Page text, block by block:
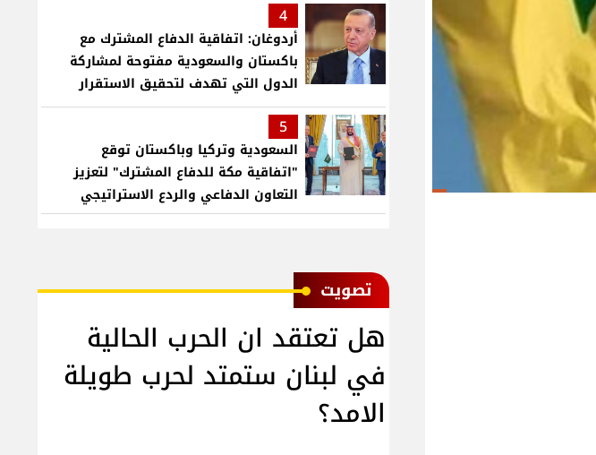
4
أردوغان: اتفاقية الدفاع المشترك مع
باكستان والسعودية مفتوحة لمشاركة
الدول التي تهدف لتحقيق الاستقرار
بمنطقتنا
5
السعودية وتركيا وباكستان توقع
"اتفاقية مكة للدفاع المشترك" لتعزيز
التعاون الدفاعي والردع الاستراتيجي
ﺗﺼﻮﻳﺖ
هل تعتقد ان الحرب الحالية
في لبنان ستمتد لحرب طويلة
الامد؟